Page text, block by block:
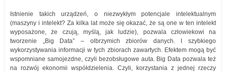
Istnienie takich urządzeń, o niezwykłym potencjale intelektualnym
(maszyny i intelekt? Za kilka lat może się okazać, że są one w ten intelekt
wyposażone, że czują, myślą, jak ludzie), pozwala człowiekowi na
tworzenie „Big Data” – olbrzymich zbiorów danych. I szybkiego
wykorzystywania informacji w tych zbiorach zawartych. Efektem mogą być
wspomniane samojezdne, czyli bezobsługowe auta. Big Data pozwala też
na rozwój ekonomii współdzielenia. Czyli, korzystania z jednej rzeczy